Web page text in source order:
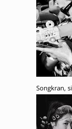
Songkran,